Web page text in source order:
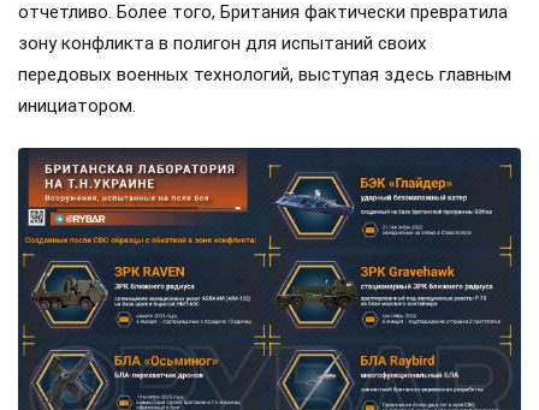
отчетливо. Более того, Британия фактически превратила
зону конфликта в полигон для испытаний своих
передовых военных технологий, выступая здесь главным
инициатором.